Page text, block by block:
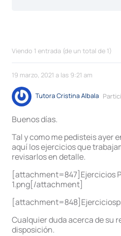
Viendo 1 entrada (de un total de 1)
19 marzo, 2021 a las 9:21 am
Tutora Cristina Albala
Buenos días.
Tal y como me pedisteis ayer
aquí los ejercicios que
revisarlos en detalle.
[attachment=847]Ejercicios
1.png[/attachment]
Cualquier duda acerca de su
disposición.